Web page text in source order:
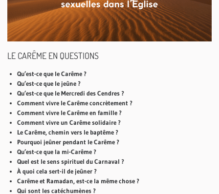
LE CARÊME EN QUESTIONS
Qu’est-ce que le Carême ?
Qu’est-ce que le jeûne ?
Qu’est-ce que le Mercredi des Cendres ?
Comment vivre le Carême concrètement ?
Comment vivre le Carême en famille ?
Comment vivre un Carême solidaire ?
Le Carême, chemin vers le baptême ?
Pourquoi jeûner pendant le Carême ?
Qu’est-ce que la mi-Carême ?
Quel est le sens spirituel du Carnaval ?
À quoi cela sert-il de jeûner ?
Carême et Ramadan, est-ce la même chose ?
Qui sont les catéchumènes ?